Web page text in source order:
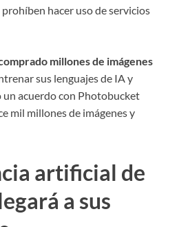
hacer uso de servicios
millones de imágenes
sus lenguajes de IA y
acuerdo con Photobucket
mil millones de imágenes y
artificial de
a sus